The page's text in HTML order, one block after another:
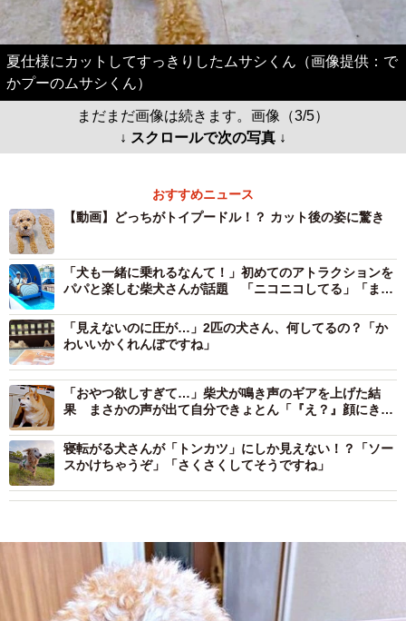
夏仕様にカットしてすっきりしたムサシくん（画像提供：で
かプーのムサシくん）
まだまだ画像は続きます。画像（3/5）
↓ スクロールで次の写真 ↓
おすすめニュース
【動画】どっちがトイプードル！？ カット後の姿に驚き
「犬も一緒に乗れるなんて！」初めてのアトラクションを
パパと楽しむ柴犬さんが話題 「ニコニコしてる」「まさ
「見えないのに圧が…」2匹の犬さん、何してるの？「か
わいいかくれんぼですね」
「おやつ欲しすぎて…」柴犬が鳴き声のギアを上げた結
果 まさかの声が出て自分できょとん「『え？』顔にきゅ
寝転がる犬さんが「トンカツ」にしか見えない！？「ソー
スかけちゃうぞ」「さくさくしてそうですね」